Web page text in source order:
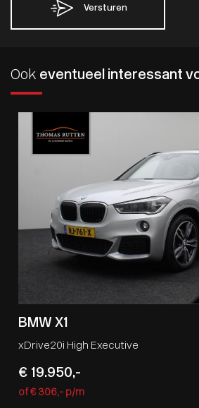
Versturen
Ook eventueel interessant
BMW X1
xDrive20i High Executive
€ 19.950,-
of € 306,- p/m